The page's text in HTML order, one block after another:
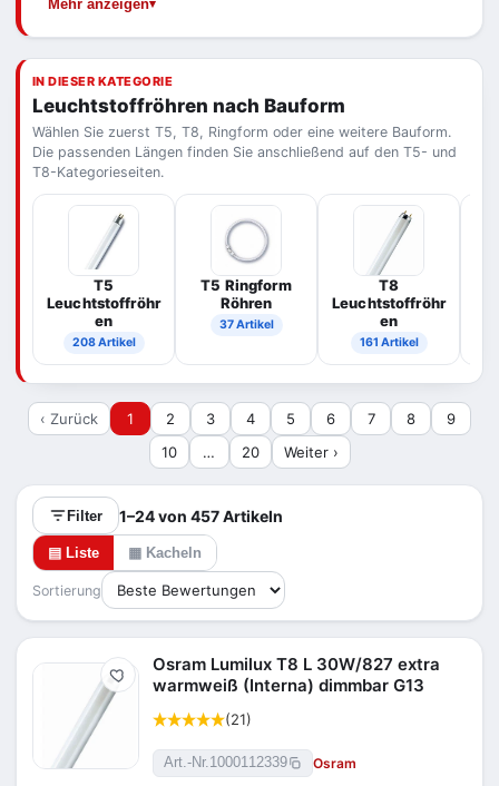
Ihrer Altröhre: Bauform, Länge und Wattzahl.
geprüft werden.
Mehr anzeigen
IN DIESER KATEGORIE
Leuchtstoffröhren nach Bauform
Wählen Sie zuerst T5, T8, Ringform oder eine weitere Bauform.
Die passenden Längen finden Sie anschließend auf den T5- und
T8-Kategorieseiten.
T5
Leuchtstoffröhr
en
208 Artikel
T5 Ringform
Röhren
37 Artikel
T8
Leuchtstoffröhr
en
161 Artikel
‹ Zurück 1 2 3 4 5 6 7 8
9
10
… 20 Weiter ›
Filter 1–24 von 457 Artikeln
▤ Liste ▦ Kacheln
Sortierung
Merken
Osram Lumilux T8 L 30W/827 extra
warmweiß (Interna) dimmbar G13
(21)
Art.-Nr.1000112339 Osram